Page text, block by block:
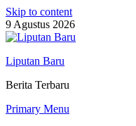
Skip to content
9 Agustus 2026
Liputan Baru
Berita Terbaru
Primary Menu